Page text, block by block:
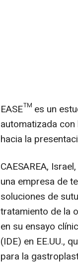
EASE™ es un
automatizada
hacia la
CAESAREA, Israel,
una empresa de
soluciones de
tratamiento de la
en su ensayo
(IDE) en EE.UU.,
para la